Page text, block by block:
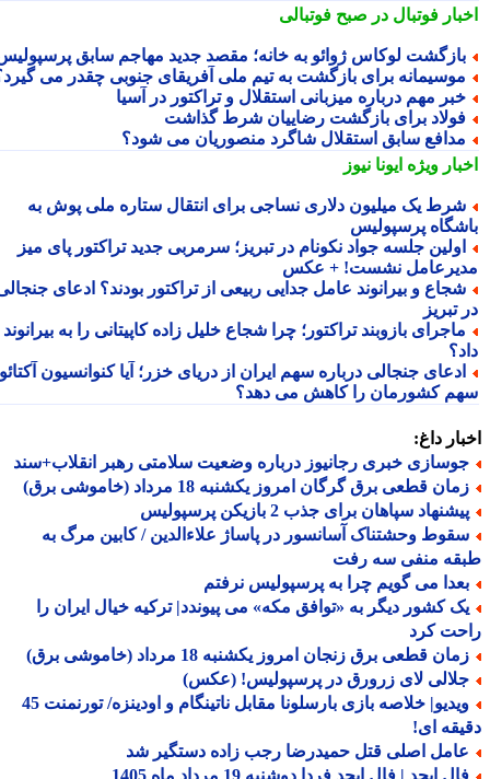
فوتبال در صبح فوتبالی
لوکاس ژوائو به خانه؛ مقصد جدید مهاجم سابق پرسپولیس
برای بازگشت به تیم ملی آفریقای جنوبی چقدر می گیرد؟
مهم درباره میزبانی استقلال و تراکتور در آسیا
برای بازگشت رضاییان شرط گذاشت
سابق استقلال شاگرد منصوریان می شود؟
ویژهایونا نیوز
یک میلیون دلاری نساجی برای انتقال ستاره ملی پوش به
پرسپولیس
جلسه جواد نکونام در تبریز؛ سرمربی جدید تراکتور پای میز
نشست! + عکس
و بیرانوند عامل جدایی ربیعی از تراکتور بودند؟ ادعای جنجالی
تبریز
بازوبند تراکتور؛ چرا شجاع خلیل زاده کاپیتانی را به بیرانوند
جنجالی درباره سهم ایران از دریای خزر؛ آیا کنوانسیون آکتائو
کشورمان را کاهش می دهد؟
داغ:
خبری رجانیوز درباره وضعیت سلامتی رهبر انقلاب+سند
قطعی برق گرگان امروز یکشنبه 18 مرداد (خاموشی برق)
سپاهان برای جذب 2 بازیکن پرسپولیس
وحشتناک آسانسور در پاساژ علاءالدین / کابین مرگ به
منفی سه رفت
می گویم چرا به پرسپولیس نرفتم
کشور دیگر به «توافق مکه» می پیوندد| ترکیه خیال ایران را
کرد
قطعی برق زنجان امروز یکشنبه 18 مرداد (خاموشی برق)
لای زرورق در پرسپولیس! (عکس)
ویدیو| خلاصه بازی بارسلونا مقابل ناتینگام و اودینزه/ تورنمنت 45
ای!
اصلی قتل حمیدرضا رجب زاده دستگیر شد